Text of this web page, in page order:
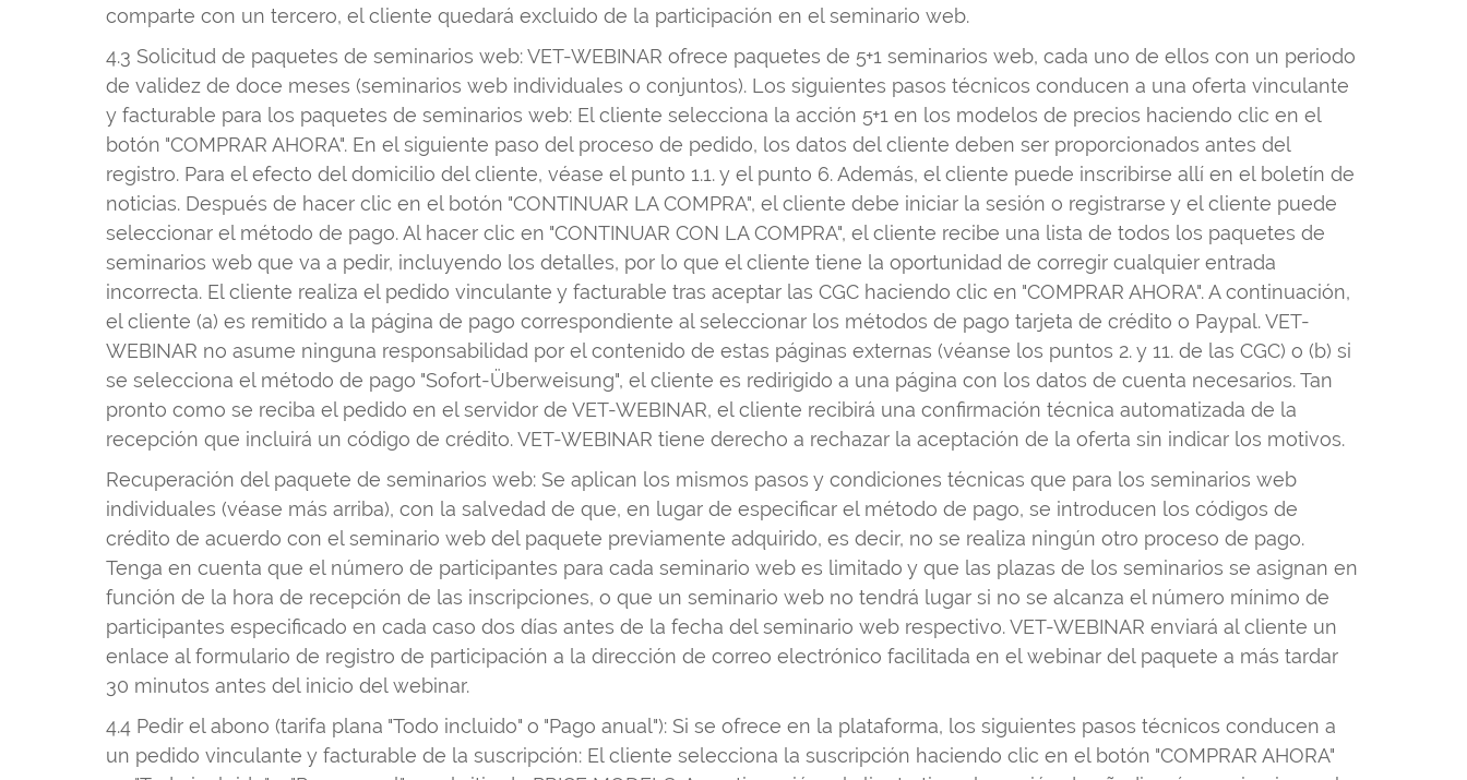
comparte con un tercero, el cliente quedará excluido de la participación en el seminario web.
4.3 Solicitud de paquetes de seminarios web: VET-WEBINAR ofrece paquetes de 5+1 seminarios web, cada uno de ellos con un periodo
de validez de doce meses (seminarios web individuales o conjuntos). Los siguientes pasos técnicos conducen a una oferta vinculante
y facturable para los paquetes de seminarios web: El cliente selecciona la acción 5+1 en los modelos de precios haciendo clic en el
botón "COMPRAR AHORA". En el siguiente paso del proceso de pedido, los datos del cliente deben ser proporcionados antes del
registro. Para el efecto del domicilio del cliente, véase el punto 1.1. y el punto 6. Además, el cliente puede inscribirse allí en el boletín de
noticias. Después de hacer clic en el botón "CONTINUAR LA COMPRA", el cliente debe iniciar la sesión o registrarse y el cliente puede
seleccionar el método de pago. Al hacer clic en "CONTINUAR CON LA COMPRA", el cliente recibe una lista de todos los paquetes de
seminarios web que va a pedir, incluyendo los detalles, por lo que el cliente tiene la oportunidad de corregir cualquier entrada
incorrecta. El cliente realiza el pedido vinculante y facturable tras aceptar las CGC haciendo clic en "COMPRAR AHORA". A continuación,
el cliente (a) es remitido a la página de pago correspondiente al seleccionar los métodos de pago tarjeta de crédito o Paypal. VET-
WEBINAR no asume ninguna responsabilidad por el contenido de estas páginas externas (véanse los puntos 2. y 11. de las CGC) o (b) si
se selecciona el método de pago "Sofort-Überweisung", el cliente es redirigido a una página con los datos de cuenta necesarios. Tan
pronto como se reciba el pedido en el servidor de VET-WEBINAR, el cliente recibirá una confirmación técnica automatizada de la
recepción que incluirá un código de crédito. VET-WEBINAR tiene derecho a rechazar la aceptación de la oferta sin indicar los motivos.
Recuperación del paquete de seminarios web: Se aplican los mismos pasos y condiciones técnicas que para los seminarios web
individuales (véase más arriba), con la salvedad de que, en lugar de especificar el método de pago, se introducen los códigos de
crédito de acuerdo con el seminario web del paquete previamente adquirido, es decir, no se realiza ningún otro proceso de pago.
Tenga en cuenta que el número de participantes para cada seminario web es limitado y que las plazas de los seminarios se asignan en
función de la hora de recepción de las inscripciones, o que un seminario web no tendrá lugar si no se alcanza el número mínimo de
participantes especificado en cada caso dos días antes de la fecha del seminario web respectivo. VET-WEBINAR enviará al cliente un
enlace al formulario de registro de participación a la dirección de correo electrónico facilitada en el webinar del paquete a más tardar
30 minutos antes del inicio del webinar.
4.4 Pedir el abono (tarifa plana "Todo incluido" o "Pago anual"): Si se ofrece en la plataforma, los siguientes pasos técnicos conducen a
un pedido vinculante y facturable de la suscripción: El cliente selecciona la suscripción haciendo clic en el botón "COMPRAR AHORA"